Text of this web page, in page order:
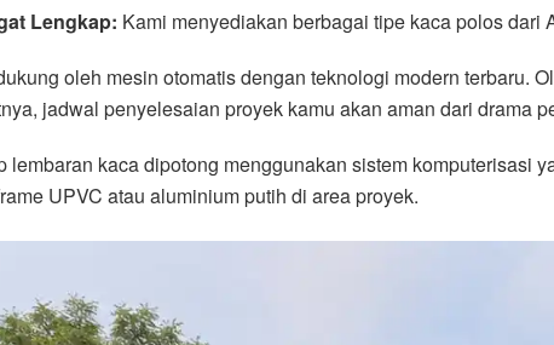
Lengkap: Kami menyediakan berbagai tipe kaca polos dari
oleh mesin otomatis dengan teknologi modern terbaru.
jadwal penyelesaian proyek kamu akan aman dari drama
lembaran kaca dipotong menggunakan sistem komputerisasi
UPVC atau aluminium putih di area proyek.